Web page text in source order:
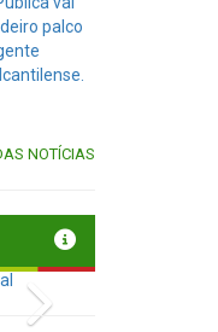
palco
NOTÍCIAS